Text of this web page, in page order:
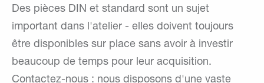
Des pièces DIN et standard sont un sujet
important dans l'atelier - elles doivent toujours
être disponibles sur place sans avoir à investir
beaucoup de temps pour leur acquisition.
Contactez-nous : nous disposons d'une vaste